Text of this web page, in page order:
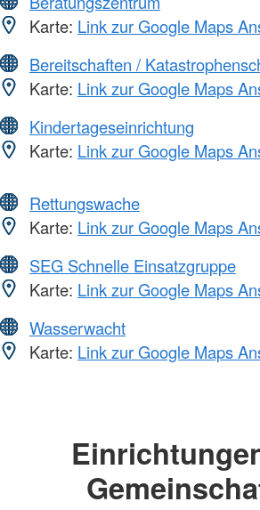
Karte: Link zur Google Maps
Bereitschaften /
Karte: Link zur Google Maps
Kindertageseinrichtung
Karte: Link zur Google Maps
Rettungswache
Karte: Link zur Google Maps
SEG Schnelle Einsatzgruppe
Karte: Link zur Google Maps
Wasserwacht
Karte: Link zur Google Maps